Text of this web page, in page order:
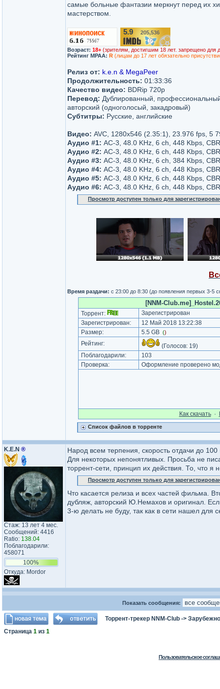
самые больные фантазии меркнут перед их
мастерством.
5.9 205,536
Возраст: 18+ (зрителям, достигшим 18 лет. запрещено для
Рейтинг MPAA: R (лицам до 17 лет обязательно
Релиз от: k.e.n & MegaPeer
Продолжительность: 01:33:36
Качество видео: BDRip 720p
Перевод: Дублированный,
авторский (одноголосый, закадровый)
Субтитры: Русские, английские
Видео: AVC, 1280x546 (2.35:1), 23.976 fps, 5
Аудио #1: AC-3, 48.0 KHz, 6 ch, 448 Kbps,
Аудио #2: AC-3, 48.0 KHz, 6 ch, 448 Kbps,
Аудио #3: AC-3, 48.0 KHz, 6 ch, 384 Kbps,
Аудио #4: AC-3, 48.0 KHz, 6 ch, 448 Kbps,
Аудио #5: AC-3, 48.0 KHz, 6 ch, 448 Kbps,
Аудио #6: AC-3, 48.0 KHz, 6 ch, 448 Kbps,
Просмотр доступен только для
Время раздачи: с 23:00 до 8:30 (до появления первых 3-5
[NNM-
Торрент:
Зарегистрирован
Зарегистрирован:
12 Май 2018 13:22:38
Размер:
5.5 GB ()
Рейтинг: (Голосов: 19)
Поблагодарили:
103
Проверка:
Оформление проверено
Как cкачать·
Список файлов в торренте
K.E.N ®
Стаж: 13 лет 4 мес.
Сообщений: 4416
Ratio: 138.04
Поблагодарили:
458071
100%
Откуда: Mordor
Народ всем терпения, скорость отдачи до 100
Для некоторых непонятливых. Просьба не
торрент-сети, принцип их действия. То, что я
Просмотр доступен только для
Что касается релиза и всех частей фильма.
дубляж, авторский Ю.Немахов и оригинал.
3-ю делать не буду, так как в сети нашел для
Показать сообщения:
Торрент-трекер NNM-Club ->
Страница 1 из 1
Пользовательское